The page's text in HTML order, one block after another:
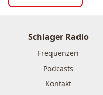
Schlager Radio
Frequenzen
Podcasts
Kontakt